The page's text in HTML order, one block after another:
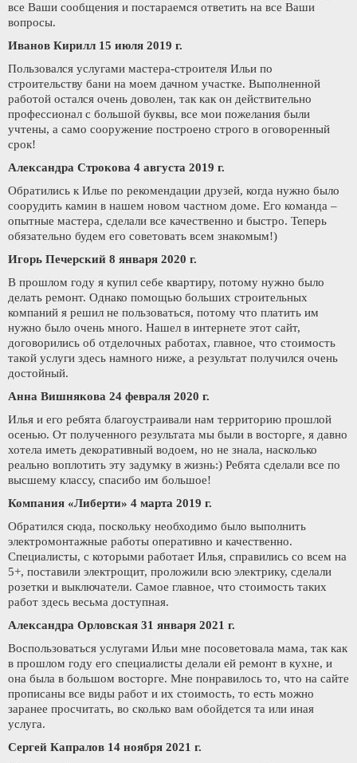
все Ваши сообщения и постараемся ответить на все Ваши
вопросы.
Иванов Кирилл 15 июля 2019 г.
Пользовался услугами мастера-строителя Ильи по
строительству бани на моем дачном участке. Выполненной
работой остался очень доволен, так как он действительно
профессионал с большой буквы, все мои пожелания были
учтены, а само сооружение построено строго в оговоренный
срок!
Александра Строкова 4 августа 2019 г.
Обратились к Илье по рекомендации друзей, когда нужно было
соорудить камин в нашем новом частном доме. Его команда –
опытные мастера, сделали все качественно и быстро. Теперь
обязательно будем его советовать всем знакомым!)
Игорь Печерский 8 января 2020 г.
В прошлом году я купил себе квартиру, потому нужно было
делать ремонт. Однако помощью больших строительных
компаний я решил не пользоваться, потому что платить им
нужно было очень много. Нашел в интернете этот сайт,
договорились об отделочных работах, главное, что стоимость
такой услуги здесь намного ниже, а результат получился очень
достойный.
Анна Вишнякова 24 февраля 2020 г.
Илья и его ребята благоустраивали нам территорию прошлой
осенью. От полученного результата мы были в восторге, я давно
хотела иметь декоративный водоем, но не знала, насколько
реально воплотить эту задумку в жизнь:) Ребята сделали все по
высшему классу, спасибо им большое!
Компания «Либерти» 4 марта 2019 г.
Обратился сюда, поскольку необходимо было выполнить
электромонтажные работы оперативно и качественно.
Специалисты, с которыми работает Илья, справились со всем на
5+, поставили электрощит, проложили всю электрику, сделали
розетки и выключатели. Самое главное, что стоимость таких
работ здесь весьма доступная.
Александра Орловская 31 января 2021 г.
Воспользоваться услугами Ильи мне посоветовала мама, так как
в прошлом году его специалисты делали ей ремонт в кухне, и
она была в большом восторге. Мне понравилось то, что на сайте
прописаны все виды работ и их стоимость, то есть можно
заранее просчитать, во сколько вам обойдется та или иная
услуга.
Сергей Капралов 14 ноября 2021 г.